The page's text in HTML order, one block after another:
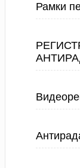
Рамки